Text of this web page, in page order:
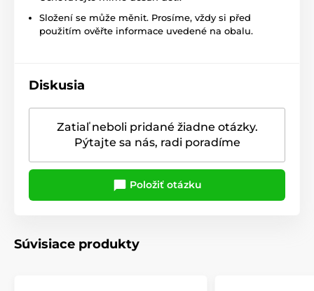
Složení se může měnit. Prosíme, vždy si před
použitím ověřte informace uvedené na obalu.
Diskusia
Zatiaľ neboli pridané žiadne otázky.
Pýtajte sa nás, radi poradíme
Položiť otázku
Súvisiace produkty